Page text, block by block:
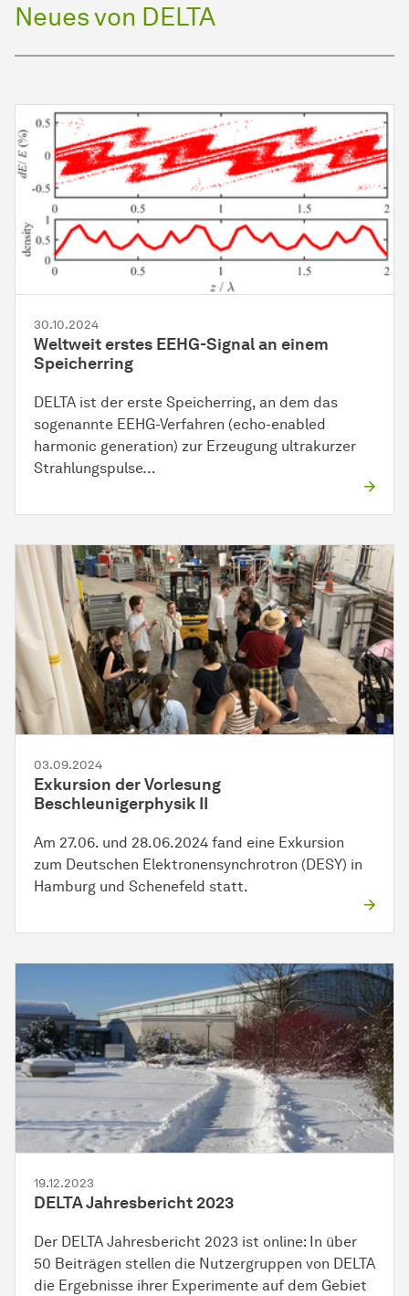
Neues von DELTA
30.10.2024
Weltweit erstes EEHG-Signal an einem
Speicherring
DELTA ist der erste Speicherring, an dem das
sogenannte EEHG-Verfahren (echo-enabled
harmonic generation) zur Erzeugung ultrakurzer
Strahlungspulse…
03.09.2024
Exkursion der Vorlesung
Beschleunigerphysik II
Am 27.06. und 28.06.2024 fand eine Exkursion
zum Deutschen Elektronensynchrotron (DESY) in
Hamburg und Schenefeld statt.
19.12.2023
DELTA Jahresbericht 2023
Der DELTA Jahresbericht 2023 ist online: In über
50 Beiträgen stellen die Nutzergruppen von DELTA
die Ergebnisse ihrer Experimente auf dem Gebiet